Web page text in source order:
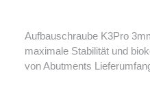
Aufbauschraube K3Pro
maximale Stabilität und biokompatible Sicherheit